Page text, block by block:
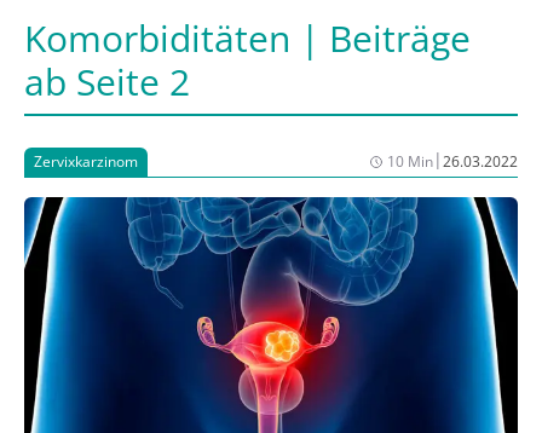
Komorbiditäten | Beiträge
ab Seite 2
Zervixkarzinom 10 Min|26.03.2022